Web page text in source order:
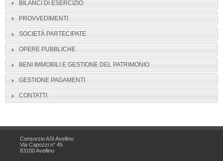
BILANCI DI ESERCIZIO
PROVVEDIMENTI
SOCIETÀ PARTECIPATE
OPERE PUBBLICHE
BENI IMMOBILI E GESTIONE DEL PATRIMONIO
GESTIONE PAGAMENTI
CONTATTI
Consorzio ASI Avellino
Via Capozzi n° 45
83100 Avellino